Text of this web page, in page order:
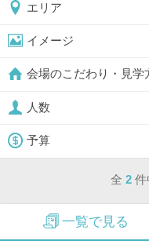
エリア
イメージ
会場のこだわり・見学
人数
予算
全 2
一覧で見る